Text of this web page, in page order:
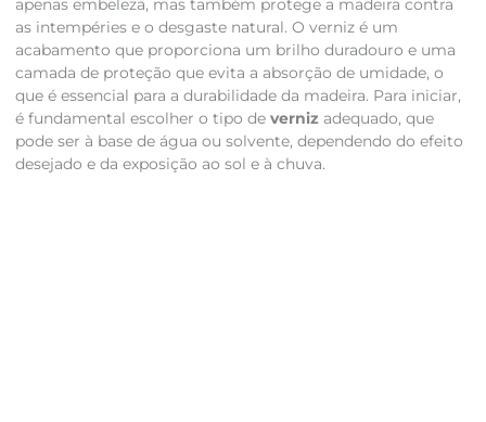
apenas embeleza, mas também protege a madeira contra
as intempéries e o desgaste natural. O verniz é um
acabamento que proporciona um brilho duradouro e uma
camada de proteção que evita a absorção de umidade, o
que é essencial para a durabilidade da madeira. Para iniciar,
é fundamental escolher o tipo de vernizadequado, que
pode ser à base de água ou solvente, dependendo do efeito
desejado e da exposição ao sol e à chuva.